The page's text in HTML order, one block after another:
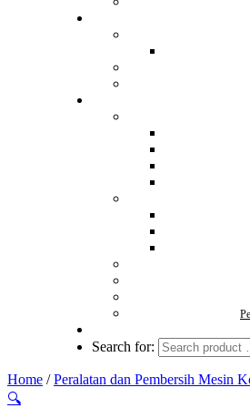
Search for:
Home /Peralatan dan Pembersih Mesin
🔍